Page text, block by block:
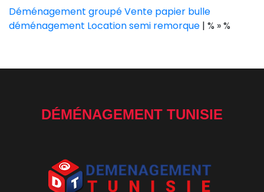
Déménagement groupéVente papier bulle
déménagement Location semi remorque | % » %
DÉMÉNAGEMENT TUNISIE